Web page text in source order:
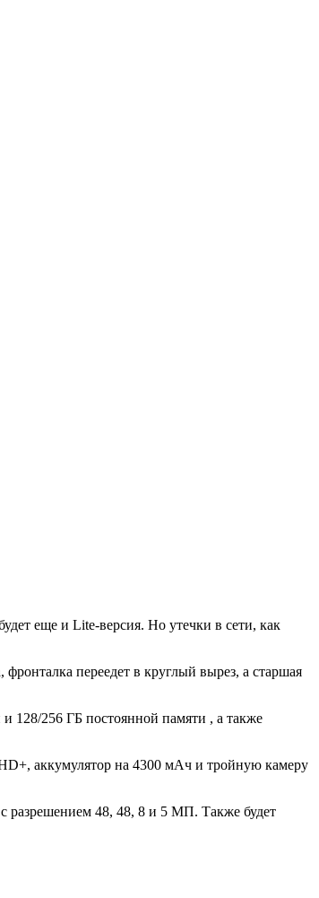
еще и Lite-версия. Но утечки в сети, как
переедет в круглый вырез, а старшая
128/256 ГБ постоянной памяти , а также
аккумулятор на 4300 мАч и тройную камеру
разрешением 48, 48, 8 и 5 МП. Также будет